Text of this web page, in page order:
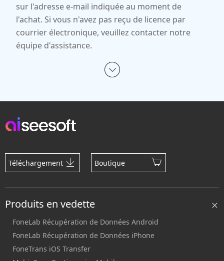
sur l'adresse e-mail indiquée au moment de
l'achat. Si vous n'avez pas reçu de licence par
courrier électronique, veuillez contacter notre
équipe d'assistance.
Téléchargement Boutique
Produits en vedette
FoneLab Récupération de Données Android
FoneLab Récupération de Données iPhone
FoneTrans iOS Transfer